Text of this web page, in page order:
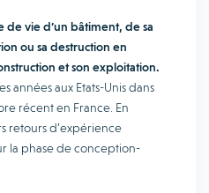
de vie d’un bâtiment, de sa
ou sa destruction en
et son exploitation.
années aux Etats-Unis dans
récent en France. En
retours d’expérience
la phase de conception-